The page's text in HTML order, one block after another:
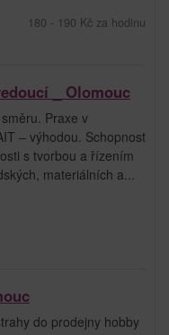
180 - 190 Kč za hodinu
_ Olomouc
Praxe v
– výhodou. Schopnost
s tvorbou a řízením
materiálních a...
do prodejny hobby